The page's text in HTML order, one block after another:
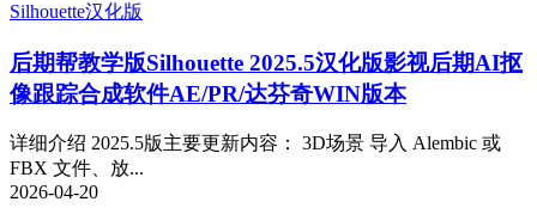
Silhouette汉化版
后期帮教学版Silhouette 2025.5汉化版影视后期AI抠
像跟踪合成软件AE/PR/达芬奇WIN版本
详细介绍 2025.5版主要更新内容： 3D场景 导入 Alembic 或
FBX 文件、放...
2026-04-20